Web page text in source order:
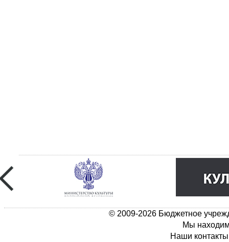
© 2009-2026 Бюджетное
Мы
Наши